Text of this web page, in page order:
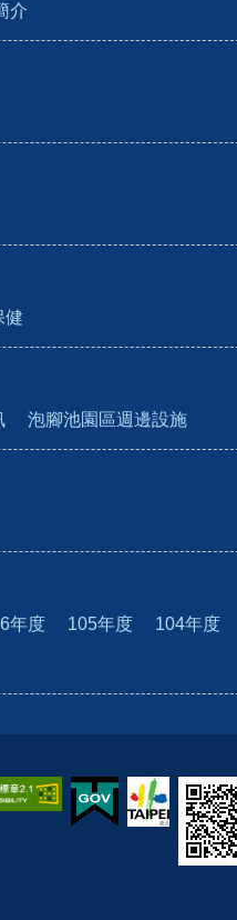
介
健
泡腳池園區週邊設施
年度 105年度 104年度